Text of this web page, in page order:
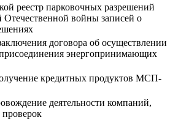
реестр парковочных разрешений
Отечественной войны записей о
договора об осуществлении
присоединения энергопринимающих
кредитных продуктов МСП-
деятельности компаний,
проверок